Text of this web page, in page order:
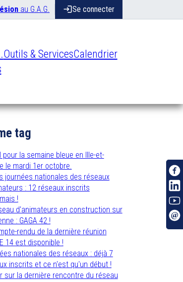
au G.A.G. loginSe connecter
Outils & ServicesCalendrier
tag
pour la semaine bleue en Ille-et-
le mardi 1er octobre.
journées nationales des réseaux
: 12 réseaux inscrits
!
d'animateurs en construction sur
: GAGA 42 !
rendu de la dernière réunion
14 est disponible !
nationales des réseaux : déjà 7
inscrits et ce n'est qu'un début !
sur la dernière rencontre du réseau